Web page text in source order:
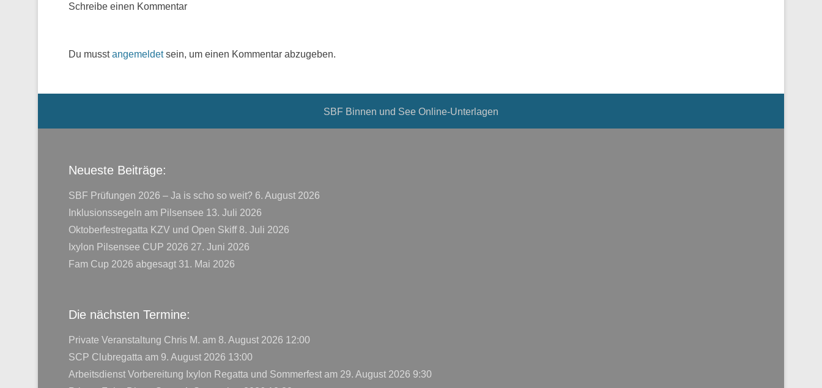
Schreibe einen Kommentar
Du musstangemeldetsein, um einen Kommentar abzugeben.
SBF Binnen und See Online-Unterlagen
Neueste Beiträge:
SBF Prüfungen 2026 – Ja is scho so weit? 6. August 2026
Inklusionssegeln am Pilsensee 13. Juli 2026
Oktoberfestregatta KZV und Open Skiff 8. Juli 2026
Ixylon Pilsensee CUP 2026 27. Juni 2026
Fam Cup 2026 abgesagt 31. Mai 2026
Die nächsten Termine:
Private Veranstaltung Chris M. am 8. August 2026 12:00
SCP Clubregatta am 9. August 2026 13:00
Arbeitsdienst Vorbereitung Ixylon Regatta und Sommerfest am 29. August 2026 9:30